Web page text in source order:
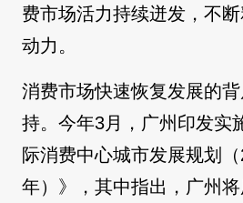
费市场活力持续迸发，不
动力。
消费市场快速恢复发展的
持。今年3月，广州印发实
际消费中心城市发展规划
年）》，其中指出，广州